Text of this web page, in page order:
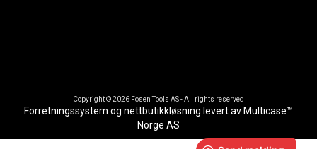
Copyright © 2026 Fosen Tools AS - All rights reserved
Forretningssystem og nettbutikkløsning levert av Multicase™
Norge AS